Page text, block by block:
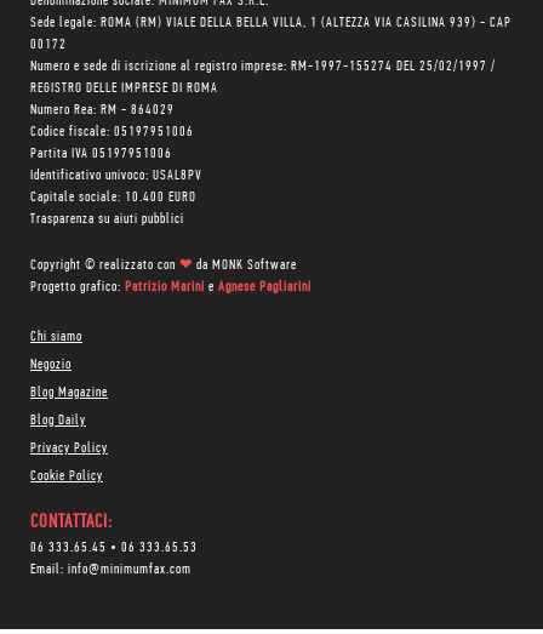
Sede legale: ROMA (RM) VIALE DELLA BELLA VILLA, 1 (ALTEZZA VIA CASILINA 939) - CAP
00172
Numero e sede di iscrizione al registro imprese: RM-1997-155274 DEL 25/02/1997 /
REGISTRO DELLE IMPRESE DI ROMA
Numero Rea: RM - 864029
Codice fiscale: 05197951006
Partita IVA 05197951006
Identificativo univoco: USAL8PV
Capitale sociale: 10.400 EURO
Trasparenza su aiuti pubblici
Copyright © realizzato con ❤ da MONK Software
Progetto grafico: Patrizio Marini e Agnese Pagliarini
Chi siamo
Negozio
Blog Magazine
Blog Daily
Privacy Policy
Cookie Policy
CONTATTACI:
06 333.65.45 • 06 333.65.53
Email: info@minimumfax.com